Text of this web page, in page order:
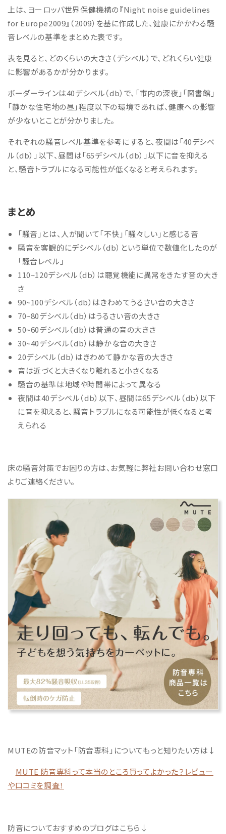
上は、ヨーロッパ世界保健機構の『Night noise guidelines
for Europe2009』（2009）を基に作成した、健康にかかわる騒
音レベルの基準をまとめた表です。
表を見ると、どのくらいの大きさ（デシベル）で、どれくらい健康
に影響があるかが分かります。
ボーダーラインは40デシベル（db）で、「市内の深夜」「図書館」
「静かな住宅地の昼」程度以下の環境であれば、健康への影響
が少ないとことが分かりました。
それぞれの騒音レベル基準を参考にすると、夜間は「40デシベ
ル（db）」以下、昼間は「65デシベル（db）」以下に音を抑える
と、騒音トラブルになる可能性が低くなると考えられます。
まとめ
「騒音」とは、人が聞いて「不快」「騒々しい」と感じる音
騒音を客観的にデシベル（db）という単位で数値化したのが
「騒音レベル」
110~120デシベル（db）は聴覚機能に異常をきたす音の大き
さ
90~100デシベル（db）はきわめてうるさい音の大きさ
70~80デシベル（db）はうるさい音の大きさ
50~60デシベル（db）は普通の音の大きさ
30~40デシベル（db）は静かな音の大きさ
20デシベル（db）はきわめて静かな音の大きさ
音は近づくと大きくなり離れると小さくなる
騒音の基準は地域や時間帯によって異なる
夜間は40デシベル（db）以下、昼間は65デシベル（db）以下
に音を抑えると、騒音トラブルになる可能性が低くなると考
えられる
床の騒音対策でお困りの方は、お気軽に弊社お問い合わせ窓口
よりご連絡ください。
MUTEの防音マット「防音専科」についてもっと知りたい方は↓
MUTE 防音専科って本当のところ買ってよかった？レビュー
や口コミを調査！
防音についておすすめのブログはこちら↓